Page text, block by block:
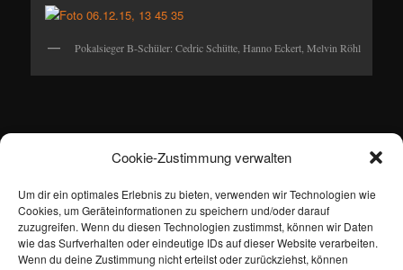
Cookie-Zustimmung verwalten
Um dir ein optimales Erlebnis zu bieten, verwenden wir Technologien wie
Cookies, um Geräteinformationen zu speichern und/oder darauf
zuzugreifen. Wenn du diesen Technologien zustimmst, können wir Daten
wie das Surfverhalten oder eindeutige IDs auf dieser Website verarbeiten.
Wenn du deine Zustimmung nicht erteilst oder zurückziehst, können
Pokalsieger B-Schüler: Cedric Schütte, Hanno Eckert, Melvin Röhl
Vielen Dank an die Trainer und Betreuer für euren tollen Einsatz
in der Nachwuchsarbeit!